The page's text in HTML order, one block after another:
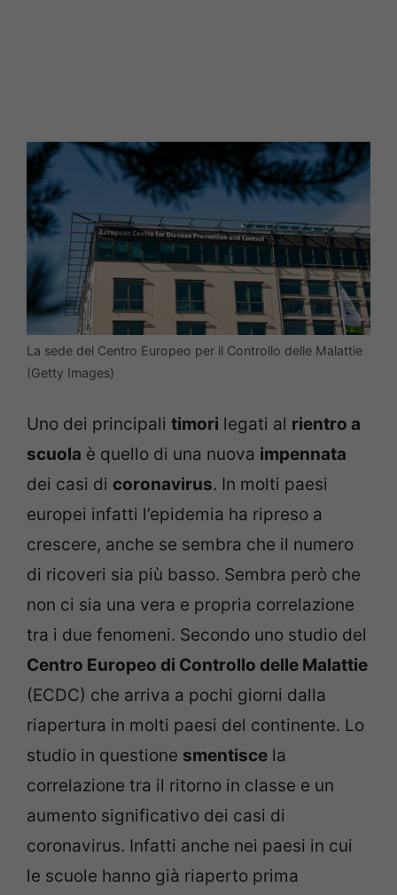
La sede del Centro Europeo per il Controllo delle Malattie
(Getty Images)
Uno dei principali timori legati al rientro a
scuola è quello di una nuova impennata
dei casi di coronavirus. In molti paesi
europei infatti l’epidemia ha ripreso a
crescere, anche se sembra che il numero
di ricoveri sia più basso. Sembra però che
non ci sia una vera e propria correlazione
tra i due fenomeni. Secondo uno studio del
Centro Europeo di Controllo delle Malattie
(ECDC) che arriva a pochi giorni dalla
riapertura in molti paesi del continente. Lo
studio in questione smentisce la
correlazione tra il ritorno in classe e un
aumento significativo dei casi di
coronavirus. Infatti anche nei paesi in cui
le scuole hanno già riaperto prima